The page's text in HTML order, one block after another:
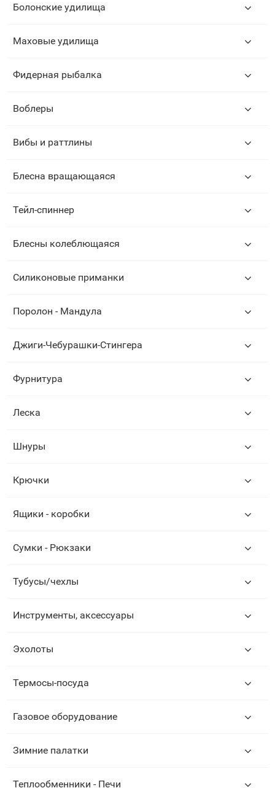
Болонские удилища
Маховые удилища
Фидерная рыбалка
Воблеры
Вибы и раттлины
Блесна вращающаяся
Тейл-спиннер
Блесны колеблющаяся
Силиконовые приманки
Поролон - Мандула
Джиги-Чебурашки-Стингера
Фурнитура
Леска
Шнуры
Крючки
Ящики - коробки
Сумки - Рюкзаки
Тубусы/чехлы
Инструменты, аксессуары
Эхолоты
Термосы-посуда
Газовое оборудование
Зимние палатки
Теплообменники - Печи